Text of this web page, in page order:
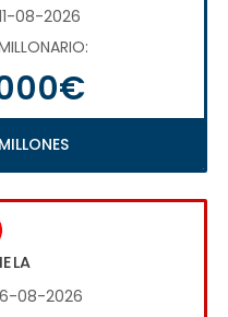
08-2026
08-2026